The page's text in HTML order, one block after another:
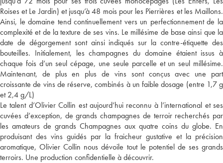
Roises et Le Jardin) et jusqu’à 48 mois pour les Pierrières et les Maillons.
Ainsi, le domaine tend continuellement vers un perfectionnement de la
complexité et de la texture de ses vins. Le millésime de base ainsi que la
date de dégorgement sont ainsi indiqués sur la contre-étiquette des
bouteilles. Initialement, les champagnes du domaine étaient issus à
chaque fois d’un seul cépage, une seule parcelle et un seul millésime.
Maintenant, de plus en plus de vins sont conçus avec une part
croissante de vins de réserve, combinés à un faible dosage (entre 1,7 g
et 2,4 g/L)
Le talent d’Olivier Collin est aujourd’hui reconnu à l’international et ses
cuvées d’exception, de grands champagnes de terroir recherchés par
les amateurs de grands Champagnes aux quatre coins du globe. En
produisant des vins guidés par la fraicheur gustative et la précision
aromatique, Olivier Collin nous dévoile tout le potentiel de ses grands
terroirs. Une production confidentielle à découvrir.